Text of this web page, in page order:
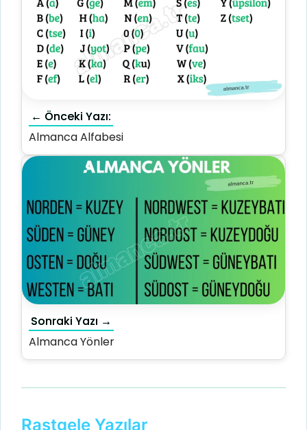
← Önceki Yazı:
Almanca Alfabesi
Sonraki Yazı →
Almanca Yönler
Rastgele Yazılar